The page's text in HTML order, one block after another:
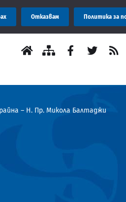
Съобщение:
– Н. Пр. Микола Балтаджи
Отказвам Политика за